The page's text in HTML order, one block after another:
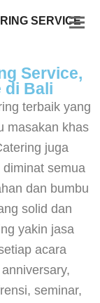
SERVICE
Service,
di Bali
terbaik yang
masakan khas
juga
semua
dan bumbu
solid dan
yakin jasa
acara
seminar,